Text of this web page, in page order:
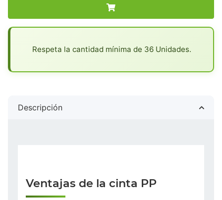
Respeta la cantidad mínima de 36 Unidades.
Descripción
Ventajas de la cinta PP